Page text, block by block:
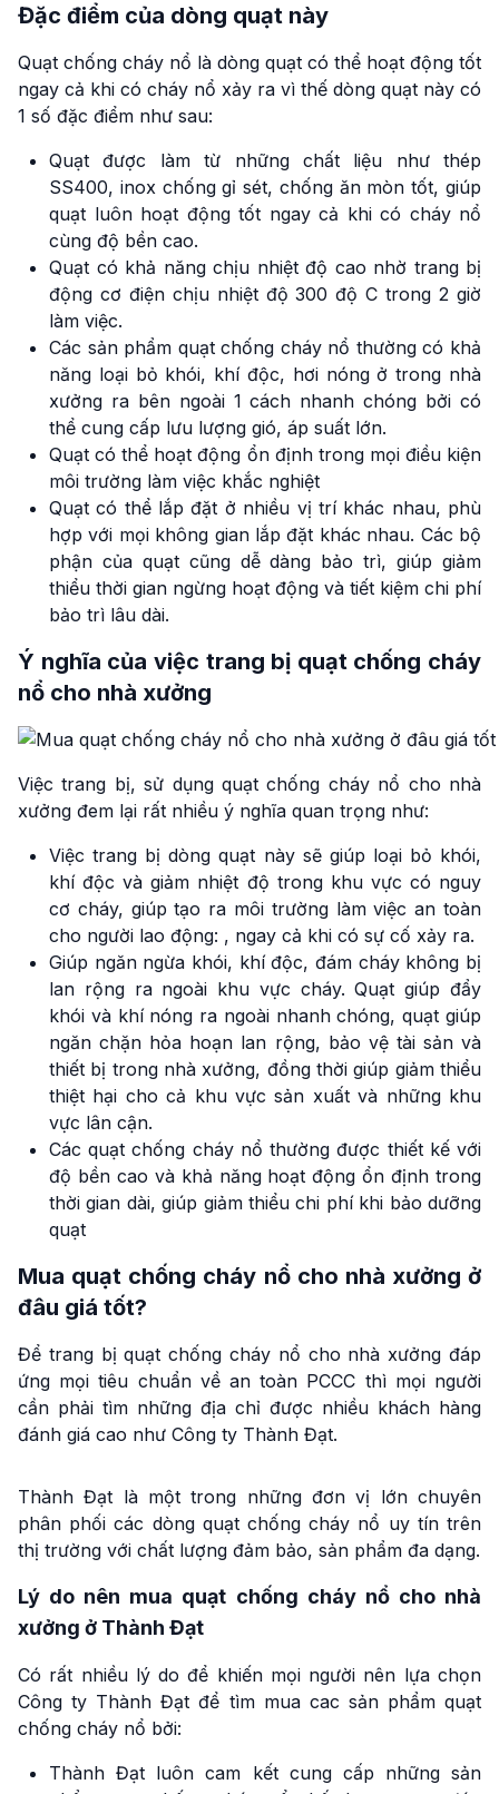
Đặc điểm của dòng quạt này
Quạt chống cháy nổ là dòng quạt có thể hoạt động tốt
ngay cả khi có cháy nổ xảy ra vì thế dòng quạt này có
1 số đặc điểm như sau:
Quạt được làm từ những chất liệu như thép
SS400, inox chống gỉ sét, chống ăn mòn tốt, giúp
quạt luôn hoạt động tốt ngay cả khi có cháy nổ
cùng độ bền cao.
Quạt có khả năng chịu nhiệt độ cao nhờ trang bị
động cơ điện chịu nhiệt độ 300 độ C trong 2 giờ
làm việc.
Các sản phẩm quạt chống cháy nổ thường có khả
năng loại bỏ khói, khí độc, hơi nóng ở trong nhà
xưởng ra bên ngoài 1 cách nhanh chóng bởi có
thể cung cấp lưu lượng gió, áp suất lớn.
Quạt có thể hoạt động ổn định trong mọi điều kiện
môi trường làm việc khắc nghiệt
Quạt có thể lắp đặt ở nhiều vị trí khác nhau, phù
hợp với mọi không gian lắp đặt khác nhau. Các bộ
phận của quạt cũng dễ dàng bảo trì, giúp giảm
thiểu thời gian ngừng hoạt động và tiết kiệm chi phí
bảo trì lâu dài.
Ý nghĩa của việc trang bị quạt chống cháy
nổ cho nhà xưởng
Việc trang bị, sử dụng quạt chống cháy nổ cho nhà
xưởng đem lại rất nhiều ý nghĩa quan trọng như:
Việc trang bị dòng quạt này sẽ giúp loại bỏ khói,
khí độc và giảm nhiệt độ trong khu vực có nguy
cơ cháy, giúp tạo ra môi trường làm việc an toàn
cho người lao động: , ngay cả khi có sự cố xảy ra.
Giúp ngăn ngừa khói, khí độc, đám cháy không bị
lan rộng ra ngoài khu vực cháy. Quạt giúp đẩy
khói và khí nóng ra ngoài nhanh chóng, quạt giúp
ngăn chặn hỏa hoạn lan rộng, bảo vệ tài sản và
thiết bị trong nhà xưởng, đồng thời giúp giảm thiểu
thiệt hại cho cả khu vực sản xuất và những khu
vực lân cận.
Các quạt chống cháy nổ thường được thiết kế với
độ bền cao và khả năng hoạt động ổn định trong
thời gian dài, giúp giảm thiểu chi phí khi bảo dưỡng
quạt
Mua quạt chống cháy nổ cho nhà xưởng ở
đâu giá tốt?
Để trang bị quạt chống cháy nổ cho nhà xưởng đáp
ứng mọi tiêu chuẩn về an toàn PCCC thì mọi người
cần phải tìm những địa chỉ được nhiều khách hàng
đánh giá cao như Công ty Thành Đạt.
Thành Đạt là một trong những đơn vị lớn chuyên
phân phối các dòng quạt chống cháy nổ uy tín trên
thị trường với chất lượng đảm bảo, sản phẩm đa dạng.
Lý do nên mua quạt chống cháy nổ cho nhà
xưởng ở Thành Đạt
Có rất nhiều lý do để khiến mọi người nên lựa chọn
Công ty Thành Đạt để tìm mua cac sản phẩm quạt
chống cháy nổ bởi:
Thành Đạt luôn cam kết cung cấp những sản